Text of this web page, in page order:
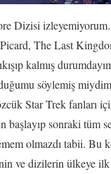
Dizisi
The Last
kalmış
söylemiş
Star Trek fanları
başlayıp sonraki tüm
olmazdı tabii. Bu
ve dizilerin ülkeye